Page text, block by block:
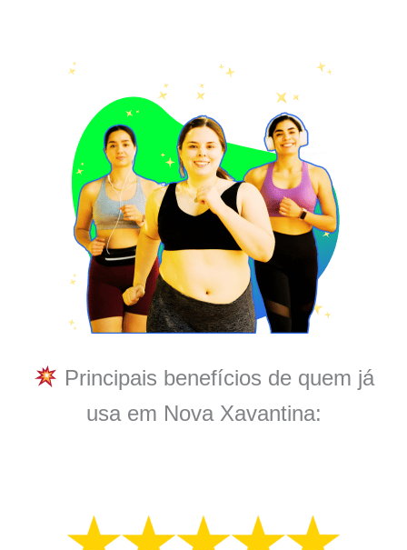
Principais benefícios de quem já
usa em Nova Xavantina: